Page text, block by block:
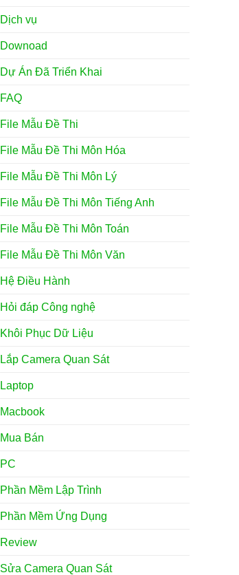
Dịch vụ
Downoad
Dự Án Đã Triển Khai
FAQ
File Mẫu Đề Thi
File Mẫu Đề Thi Môn Hóa
File Mẫu Đề Thi Môn Lý
File Mẫu Đề Thi Môn Tiếng Anh
File Mẫu Đề Thi Môn Toán
File Mẫu Đề Thi Môn Văn
Hệ Điều Hành
Hỏi đáp Công nghệ
Khôi Phục Dữ Liệu
Lắp Camera Quan Sát
Laptop
Macbook
Mua Bán
PC
Phần Mềm Lập Trình
Phần Mềm Ứng Dụng
Review
Sửa Camera Quan Sát